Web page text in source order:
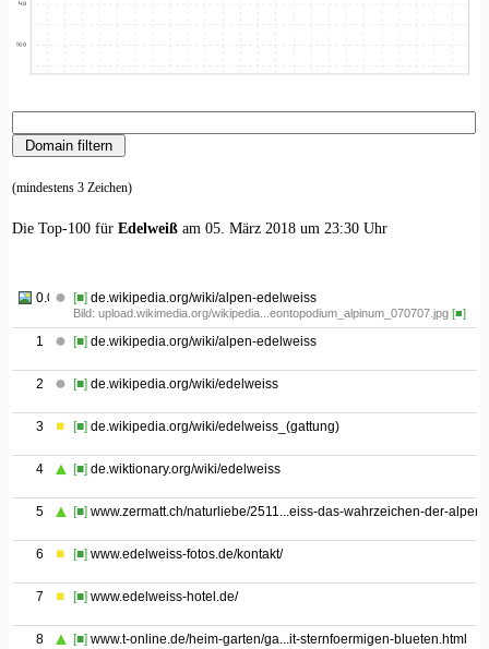
(mindestens 3 Zeichen)
Die Top-100 für Edelweißam 05. März 2018 um 23:30 Uhr
0.01 [■] de.wikipedia.org/wiki/alpen-edelweiss
Bild: upload.wikimedia.org/wikipedia...eontopodium_alpinum_070707.jpg [■]
1 [■] de.wikipedia.org/wiki/alpen-edelweiss
2 [■] de.wikipedia.org/wiki/edelweiss
3 [■] de.wikipedia.org/wiki/edelweiss_(gattung)
4 [■] de.wiktionary.org/wiki/edelweiss
5 [■] www.zermatt.ch/naturliebe/2511...eiss-das-wahrzeichen-der-alpen
6 [■] www.edelweiss-fotos.de/kontakt/
7 [■] www.edelweiss-hotel.de/
8 [■] www.t-online.de/heim-garten/ga...it-sternfoermigen-blueten.html